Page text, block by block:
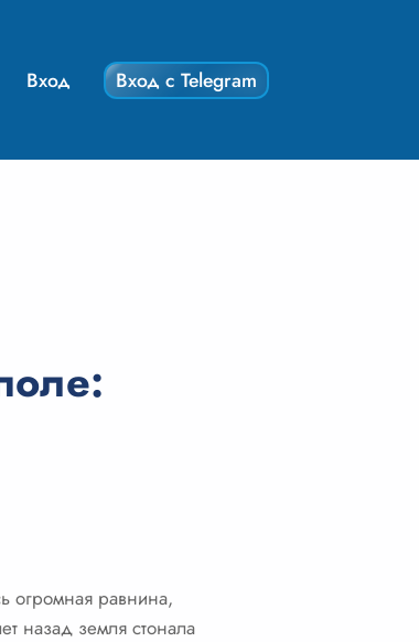
Вход Вход с Telegram
огромная равнина,
назад земля стонала